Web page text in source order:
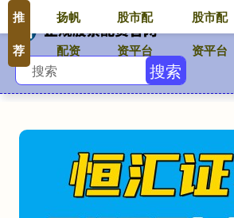
搜索
推
荐
扬帆
配资
股市配
资平台
股市配
资平台